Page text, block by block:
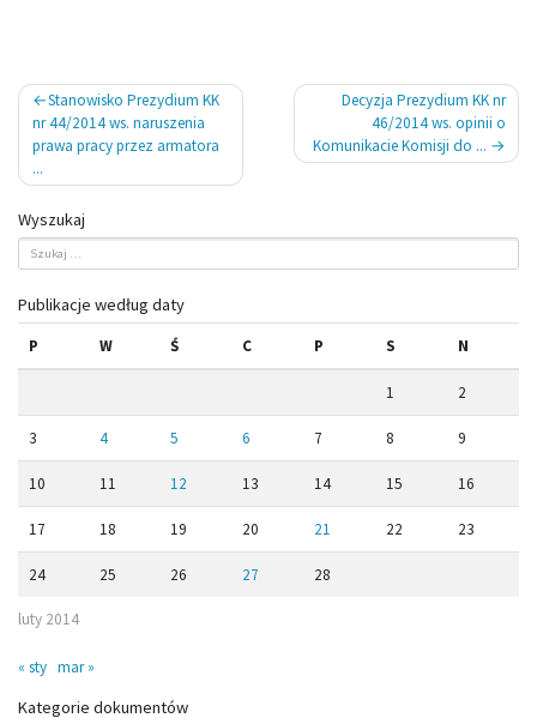
Nawigacja
wpisu
Stanowisko Prezydium KK
nr 44/2014 ws. naruszenia
prawa pracy przez armatora
...
Decyzja Prezydium KK nr
46/2014 ws. opinii o
Komunikacie Komisji do ...
Wyszukaj
Publikacje według daty
luty 2014
P W Ś C P S N
1 2
3 4 5 6 7 8 9
10 11 12 13 14 15 16
17 18 19 20 21 22 23
24 25 26 27 28
« sty mar »
Kategorie dokumentów